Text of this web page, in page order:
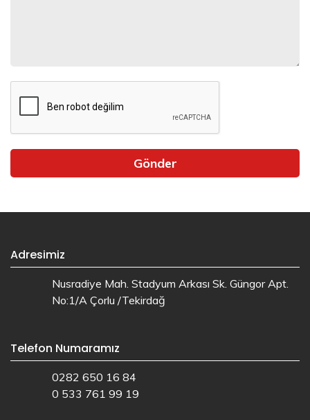
Gönder
Adresimiz
Nusradiye Mah. Stadyum Arkası Sk. Güngor Apt.
No:1/A Çorlu /Tekirdağ
Telefon Numaramız
0282 650 16 84
0 533 761 99 19